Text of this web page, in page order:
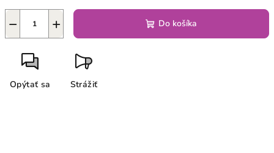
+
− Do košíka
Opýtať sa Strážiť